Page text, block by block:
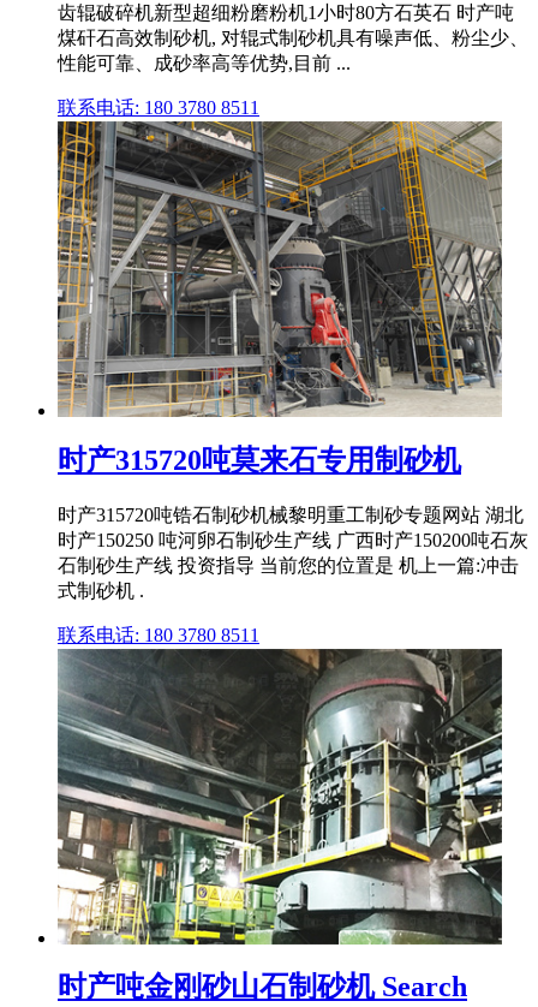
齿辊破碎机新型超细粉磨粉机1小时80方石英石 时产吨
煤矸石高效制砂机, 对辊式制砂机具有噪声低、粉尘少、
性能可靠、成砂率高等优势,目前 ...
联系电话: 180 3780 8511
时产315720吨莫来石专用制砂机
时产315720吨锆石制砂机械黎明重工制砂专题网站 湖北
时产150250 吨河卵石制砂生产线 广西时产150200吨石灰
石制砂生产线 投资指导 当前您的位置是 机上一篇:冲击
式制砂机 .
联系电话: 180 3780 8511
时产吨金刚砂山石制砂机 Search